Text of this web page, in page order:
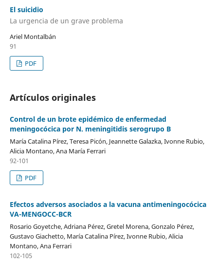
El suicidio
La urgencia de un grave problema
Ariel Montalbán
91
PDF
Artículos originales
Control de un brote epidémico de enfermedad
meningocócica por N. meningitidis serogrupo B
María Catalina Pírez, Teresa Picón, Jeannette Galazka, Ivonne Rubio,
Alicia Montano, Ana María Ferrari
92-101
PDF
Efectos adversos asociados a la vacuna antimeningocócica
VA-MENGOCC-BCR
Rosario Goyetche, Adriana Pérez, Gretel Morena, Gonzalo Pérez,
Gustavo Giachetto, María Catalina Pírez, Ivonne Rubio, Alicia
Montano, Ana Ferrari
102-105